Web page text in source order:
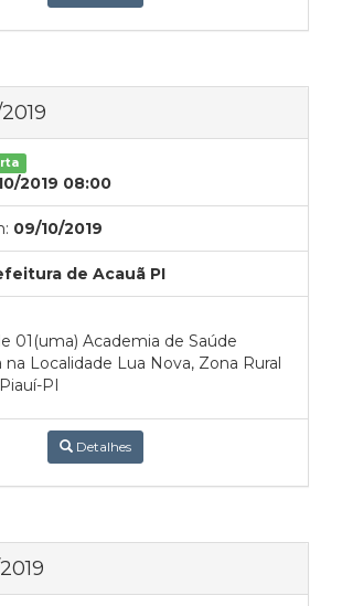
2019 08:00
09/10/2019
de Acauã PI
01(uma) Academia de Saúde
Localidade Lua Nova, Zona Rural
PI
Detalhes